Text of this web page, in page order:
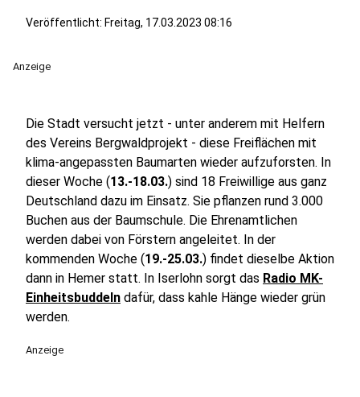
Veröffentlicht: Freitag, 17.03.2023 08:16
Anzeige
Die Stadt versucht jetzt - unter anderem mit Helfern
des Vereins Bergwaldprojekt - diese Freiflächen mit
klima-angepassten Baumarten wieder aufzuforsten. In
dieser Woche (13.-18.03.) sind 18 Freiwillige aus ganz
Deutschland dazu im Einsatz. Sie pflanzen rund 3.000
Buchen aus der Baumschule. Die Ehrenamtlichen
werden dabei von Förstern angeleitet. In der
kommenden Woche (19.-25.03.) findet dieselbe Aktion
dann in Hemer statt. In Iserlohn sorgt das Radio MK-
Einheitsbuddeln dafür, dass kahle Hänge wieder grün
werden.
Anzeige